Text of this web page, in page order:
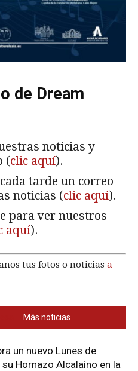
de Dream
noticias y
(clic aquí).
tarde un correo
noticias (clic aquí).
para ver nuestros
aquí).
tus fotos o noticias a
Más noticias
un nuevo Lunes de
Hornazo Alcalaíno en la